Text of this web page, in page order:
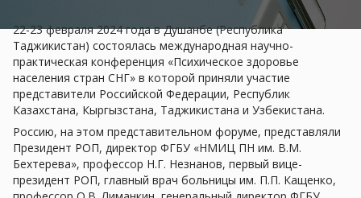
22-23 февраля 2024 года в Душанбе (Республика
Таджикистан) состоялась международная научно-
практическая конференция «Психическое здоровье
населения стран СНГ» в которой приняли участие
представители Российской Федерации, Республик
Казахстана, Кыргызстана, Таджикистана и Узбекистана.
Россию, на этом представительном форуме, представляли
Президент РОП, директор ФГБУ «НМИЦ ПН им. В.М.
Бехтерева», профессор Н.Г. Незнанов, первый вице-
президент РОП, главный врач больницы им. П.П. Кащенко,